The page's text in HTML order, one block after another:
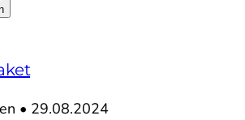
• 29.08.2024